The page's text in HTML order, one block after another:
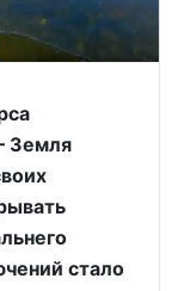
Земля
стало